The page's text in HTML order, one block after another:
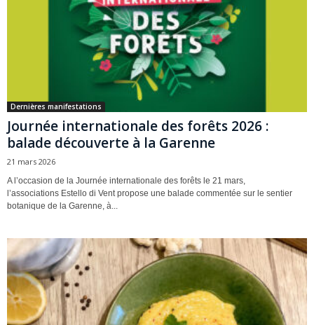
Dernières manifestations
Journée internationale des forêts 2026 :
balade découverte à la Garenne
21 mars 2026
A l’occasion de la Journée internationale des forêts le 21 mars,
l’associations Estello di Vent propose une balade commentée sur le sentier
botanique de la Garenne, à...